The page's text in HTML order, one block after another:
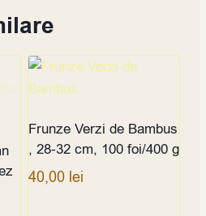
Frunze Verzi de Bambus
, 28-32 cm, 100 foi/400 g
40,00 lei